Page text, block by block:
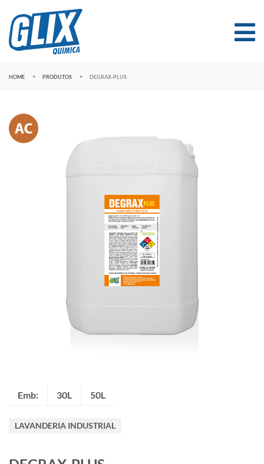
HOME PRODUTOS DEGRAX-PLUS
Emb: 30L 50L
LAVANDERIA INDUSTRIAL